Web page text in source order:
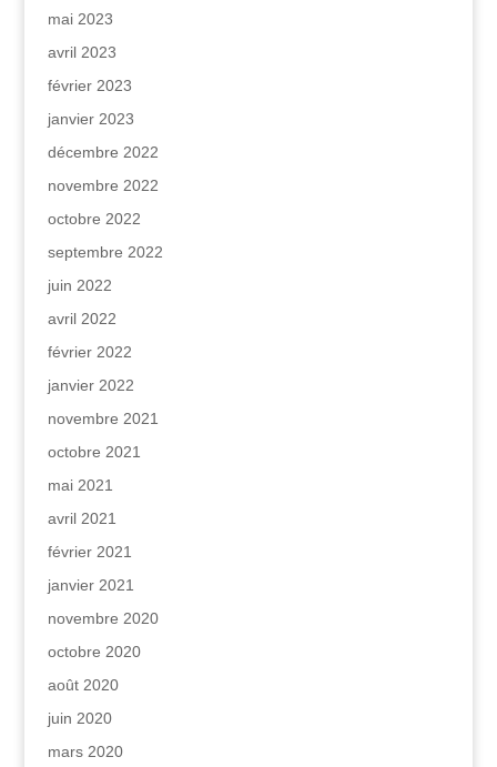
mai 2023
avril 2023
février 2023
janvier 2023
décembre 2022
novembre 2022
octobre 2022
septembre 2022
juin 2022
avril 2022
février 2022
janvier 2022
novembre 2021
octobre 2021
mai 2021
avril 2021
février 2021
janvier 2021
novembre 2020
octobre 2020
août 2020
juin 2020
mars 2020